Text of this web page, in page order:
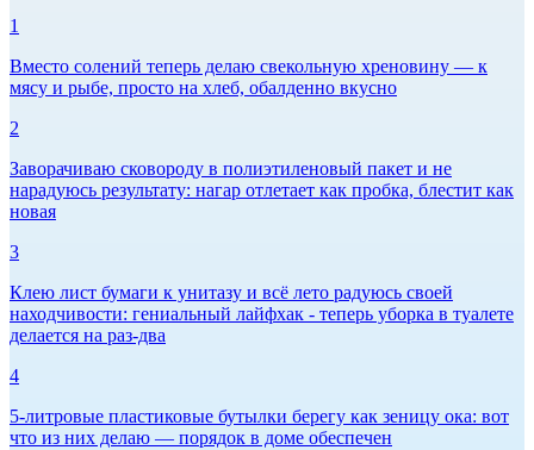
1
Вместо солений теперь делаю свекольную хреновину — к
мясу и рыбе, просто на хлеб, обалденно вкусно
2
Заворачиваю сковороду в полиэтиленовый пакет и не
нарадуюсь результату: нагар отлетает как пробка, блестит как
новая
3
Клею лист бумаги к унитазу и всё лето радуюсь своей
находчивости: гениальный лайфхак - теперь уборка в туалете
делается на раз-два
4
5-литровые пластиковые бутылки берегу как зеницу ока: вот
что из них делаю — порядок в доме обеспечен